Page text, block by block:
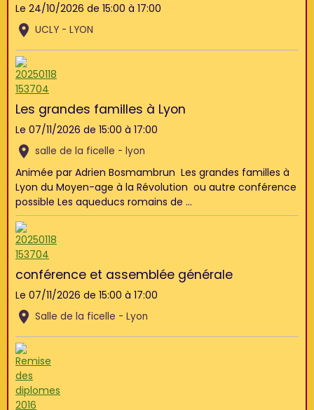
Le 24/10/2026 de 15:00 à 17:00
UCLY - LYON
Les grandes familles à Lyon
Le 07/11/2026 de 15:00 à 17:00
salle de la ficelle - lyon
Animée par Adrien Bosmambrun Les grandes familles à
Lyon du Moyen-age à la Révolution ou autre conférence
possible Les aqueducs romains de ...
conférence et assemblée générale
Le 07/11/2026 de 15:00 à 17:00
Salle de la ficelle - Lyon